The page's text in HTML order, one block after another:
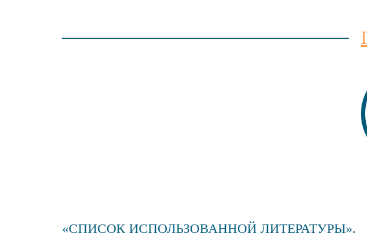
«СПИСОК ИСПОЛЬЗОВАННОЙ ЛИТЕРАТУРЫ».